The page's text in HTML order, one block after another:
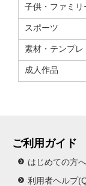
子供・ファミリ
スポーツ
素材・テンプレ
成人作品
ご利用ガイド
はじめての方へ
利用者ヘルプ